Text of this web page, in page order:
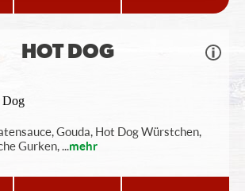
HOT DOG
Gouda, Hot Dog Würstchen,
Gurken,...mehr